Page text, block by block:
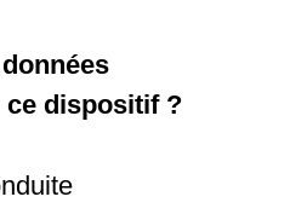
dispositif ?